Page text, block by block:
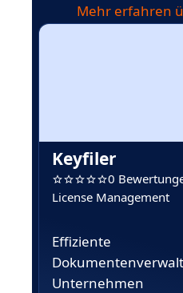
Mehr erfahren
Keyfiler
0
License Management
Effiziente
Unternehmen